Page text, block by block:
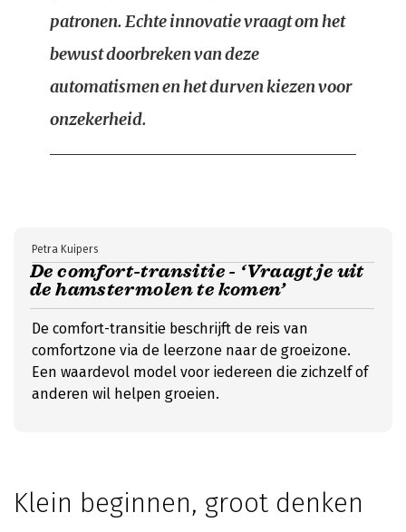
patronen. Echte innovatie vraagt om het
bewust doorbreken van deze
automatismen en het durven kiezen voor
onzekerheid.
De comfort-transitie - ‘Vraagt je uit
de hamstermolen te komen’
Petra Kuipers
De comfort-transitie beschrijft de reis van
comfortzone via de leerzone naar de groeizone.
Een waardevol model voor iedereen die zichzelf of
anderen wil helpen groeien.
Klein beginnen, groot denken